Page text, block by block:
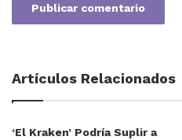
Artículos Relacionados
‘El Kraken’ Podría Suplir a